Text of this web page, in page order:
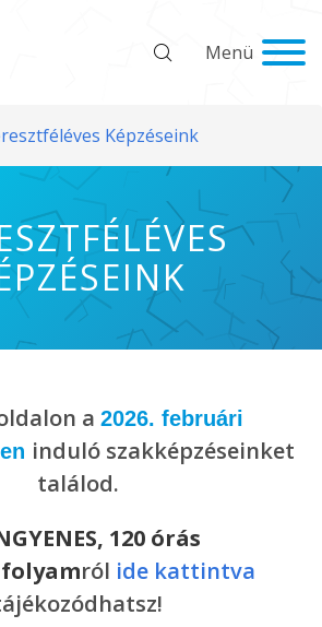
Menü
Képzéseink
a 2026. februári
induló szakképzéseinket
találod.
120 órás
ról ide kattintva